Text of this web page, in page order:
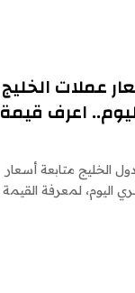
أسعار عملات الخليج
اعرف قيمة
الخليج متابعة أسعار
اليوم، لمعرفة القيمة